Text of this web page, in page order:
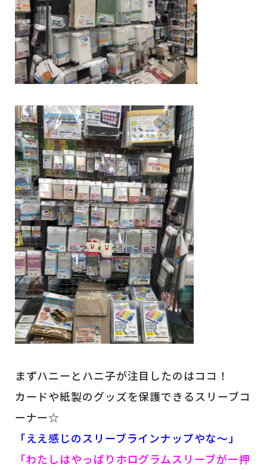
まずハニーとハニ子が注目したのはココ！
カードや紙製のグッズを保護できるスリーブコ
ーナー☆
「ええ感じのスリーブラインナップやな～」
「わたしはやっぱりホログラムスリーブが一押